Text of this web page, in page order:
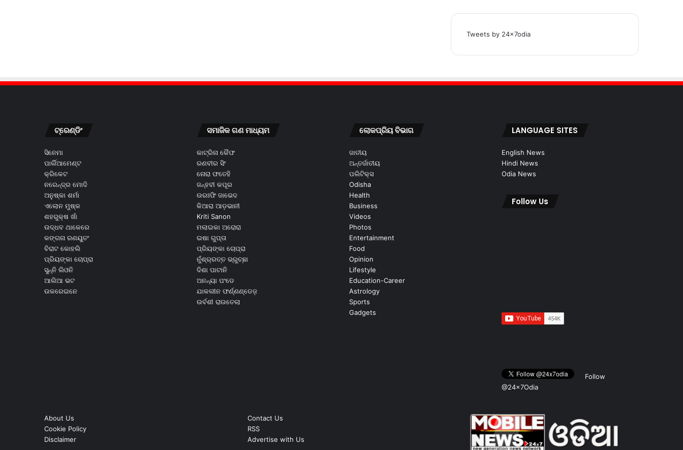
Tweets by 24x7odia
ଟ୍ରେଣ୍ଡିଂ
ସିନେମା
ପାର୍ଲିଆମେଣ୍ଟ
କ୍ରିକେଟ
ନରେନ୍ଦ୍ର ମୋଦି
ଅନୁଷ୍କା ଶର୍ମା
ଏଲୋନ ମୁଷ୍କ
ଶହରୁକ୍ଷ ଖାଁ
ଉଦ୍ଧବ ଥାକେରେ
କଙ୍ଗନା ରଣୟୁତଂ
ବିରାଟ କୋହଲି
ପ୍ରିୟଙ୍କା ଚୋପ୍ରା
ସୁନ୍ନି ଲିଓନି
ଆଲିଆ ଭଟ
ଉକରେଇନେ
ସମାଜିକ ଗଣ ମାଧ୍ୟମ
କାଟ୍ରିନା କୈଫ
ରଣବୀର ସିଂ
ନୋରା ଫତେହି
ଜନ୍ହବୀ କପୂର
ଉରଃଫି ଜାଭେଦ
କିଆରା ଆଡ଼ଭାନୀ
Kriti Sanon
ମଲାଇକା ଅରୋରା
ଇଷା ଗୁପ୍ତା
ପ୍ରିୟଙ୍କା ଚୋପ୍ରା
ନୁଁଶ୍ର୍ରତ୍ତ ଭ୍ରୁଚ୍ଛା
ଦିଶା ପାଟାନି
ଅନନ୍ୟା ପଂଡେ
ଯାକଲୀନ ଫର୍ଣ୍ଣଣ୍ଡେଜ଼
ଉର୍ବଶୀ ରାଉତେଲା
ଲୋକପ୍ରିୟ ବିଭାଗ
ଜାତୀୟ
ଅନ୍ତର୍ଜାତୀୟ
ପଲିଟିକ୍ସ
Odisha
Health
Business
Videos
Photos
Entertainment
Food
Opinion
Lifestyle
Education-Career
Astrology
Sports
Gadgets
LANGUAGE SITES
English News
Hindi News
Odia News
Follow Us
Follow
@24x7Odia
About Us
Cookie Policy
Disclaimer
Contact Us
RSS
Advertise with Us